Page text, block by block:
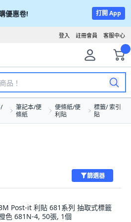
優惠卷! 打開 App
客服中心
註冊會員
登入
筆記本/便
條紙
便條紙/便
利貼
標籤/ 索引
貼
篩選器
Post-it 利貼 681系列 抽取式標籤
色 681N-4, 50張, 1個